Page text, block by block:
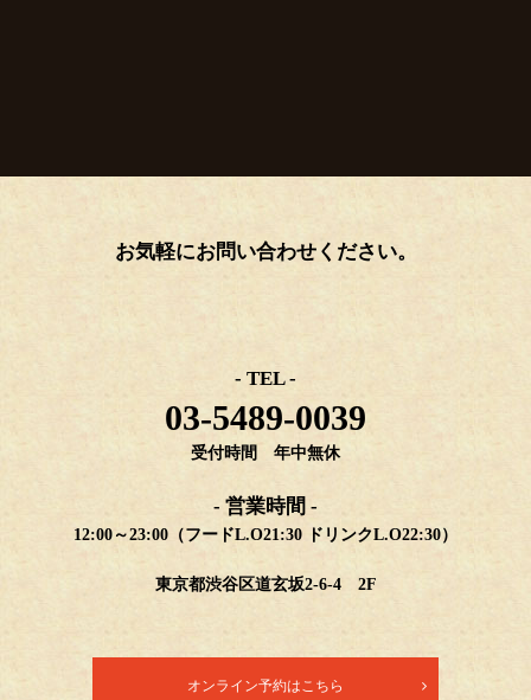
お気軽にお問い合わせください。
- TEL -
03-5489-0039
受付時間 年中無休
- 営業時間 -
12:00～23:00（フードL.O21:30 ドリンクL.O22:30）
東京都渋谷区道玄坂2-6-4 2F
オンライン予約はこちら